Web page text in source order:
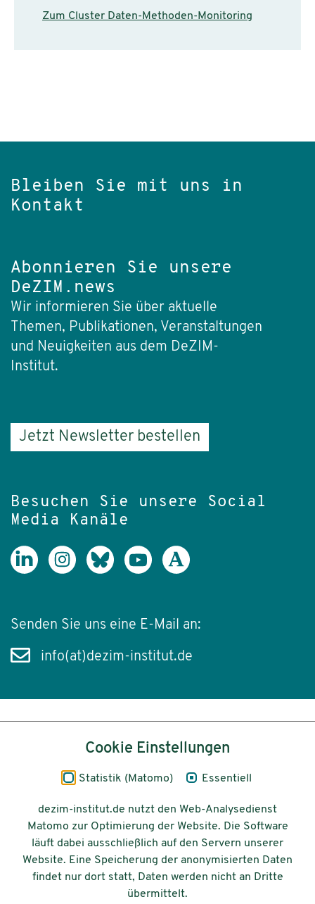
Zum Cluster Daten-Methoden-Monitoring
Bleiben Sie mit uns in
Kontakt
Abonnieren Sie unsere
DeZIM.news
Wir informieren Sie über aktuelle
Themen, Publikationen, Veranstaltungen
und Neuigkeiten aus dem DeZIM-
Institut.
Jetzt Newsletter bestellen
Besuchen Sie unsere Social
Media Kanäle
Senden Sie uns eine E-Mail an:
info(at)dezim-institut.de
Impressum
Datenschutz
Barrierefreiheit
© 2026 Deutsches Zentrum für
Integrations-
und Migrationsforschung DeZIM e.V.
Cookie Einstellungen
Statistik (Matomo) Essentiell
dezim-institut.de nutzt den Web-Analysedienst
Matomo zur Optimierung der Website. Die Software
läuft dabei ausschließlich auf den Servern unserer
Website. Eine Speicherung der anonymisierten Daten
findet nur dort statt, Daten werden nicht an Dritte
übermittelt.